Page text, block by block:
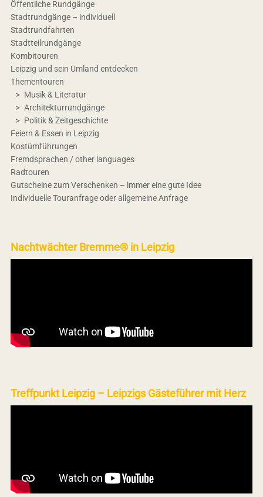
Öffentliche Rundgänge
Stadtrundgänge – individuell
Stadtrundfahrten
Stadtteilrundgänge
Kombitouren
Leipzig und sein Umland entdecken
Thementouren
Musik & Literatur
Architekturrundgänge
Politik & Zeitgeschichte
Feiern & Essen in Leipzig
Kostümführungen
Fremdsprachen / other languages
Radtouren
Gutscheine zum Verschenken – immer eine gute Idee
Individuelle Touranfrage oder allgemeine Anfrage
Nachtwächter Bremme® in Leipzig
Treffpunkt Leipzig – Leipzigs Gästeführer mit Herz